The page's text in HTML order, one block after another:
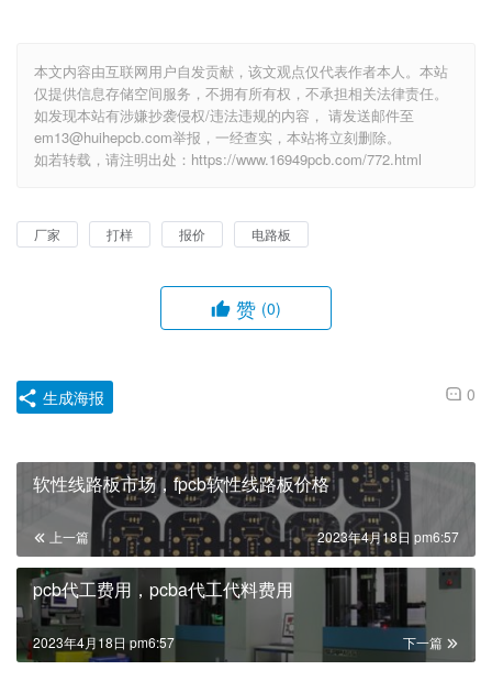
本文内容由互联网用户自发贡献，该文观点仅代表作者本人。本站
仅提供信息存储空间服务，不拥有所有权，不承担相关法律责任。
如发现本站有涉嫌抄袭侵权/违法违规的内容， 请发送邮件至
em13@huihepcb.com举报，一经查实，本站将立刻删除。
如若转载，请注明出处：https://www.16949pcb.com/772.html
厂家 打样 报价 电路板
赞 (0)
0
生成海报
软性线路板市场，fpcb软性线路板价格
上一篇 2023年4月18日 pm6:57
pcb代工费用，pcba代工代料费用
下一篇
2023年4月18日 pm6:57